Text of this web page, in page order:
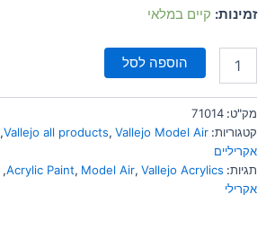
font_download סמן קישורים זמינות: קיים במלאי
הוספה לסל
מק"ט: 71014
קטגוריות:
Vallejo all products, Vallejo Model Air
,
אקריליים
תגיות:
Acrylic Paint, Model Air, Vallejo Acrylics
,
אקרילי